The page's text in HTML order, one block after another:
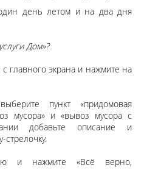
день летом и на два дня
Дом»?
с главного экрана и нажмите на
пункт «придомовая
мусора» и «вывоз мусора с
добавьте описание и
стрелочку.
и нажмите «Всё верно,